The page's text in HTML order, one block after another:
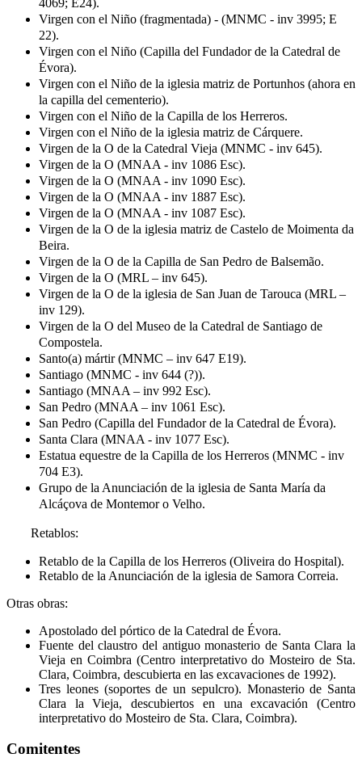
Virgen con el Niño (fragmentada) - (MNMC - inv 3995; E
22).
Virgen con el Niño (Capilla del Fundador de la Catedral de
Évora).
Virgen con el Niño de la iglesia matriz de Portunhos (ahora en
la capilla del cementerio).
Virgen con el Niño de la Capilla de los Herreros.
Virgen con el Niño de la iglesia matriz de Cárquere.
Virgen de la O de la Catedral Vieja (MNMC - inv 645).
Virgen de la O (MNAA - inv 1086 Esc).
Virgen de la O (MNAA - inv 1090 Esc).
Virgen de la O (MNAA - inv 1887 Esc).
Virgen de la O (MNAA - inv 1087 Esc).
Virgen de la O de la iglesia matriz de Castelo de Moimenta da
Beira.
Virgen de la O de la Capilla de San Pedro de Balsemão.
Virgen de la O (MRL – inv 645).
Virgen de la O de la iglesia de San Juan de Tarouca (MRL –
inv 129).
Virgen de la O del Museo de la Catedral de Santiago de
Compostela.
Santo(a) mártir (MNMC – inv 647 E19).
Santiago (MNMC - inv 644 (?)).
Santiago (MNAA – inv 992 Esc).
San Pedro (MNAA – inv 1061 Esc).
San Pedro (Capilla del Fundador de la Catedral de Évora).
Santa Clara (MNAA - inv 1077 Esc).
Estatua equestre de la Capilla de los Herreros (MNMC - inv
704 E3).
Grupo de la Anunciación de la iglesia de Santa María da
Alcáçova de Montemor o Velho.
Retablos:
Retablo de la Capilla de los Herreros (Oliveira do Hospital).
Retablo de la Anunciación de la iglesia de Samora Correia.
Otras obras:
Apostolado del pórtico de la Catedral de Évora.
Fuente del claustro del antiguo monasterio de Santa Clara la
Vieja en Coimbra (Centro interpretativo do Mosteiro de Sta.
Clara, Coimbra, descubierta en las excavaciones de 1992).
Tres leones (soportes de un sepulcro). Monasterio de Santa
Clara la Vieja, descubiertos en una excavación (Centro
interpretativo do Mosteiro de Sta. Clara, Coimbra).
Comitentes